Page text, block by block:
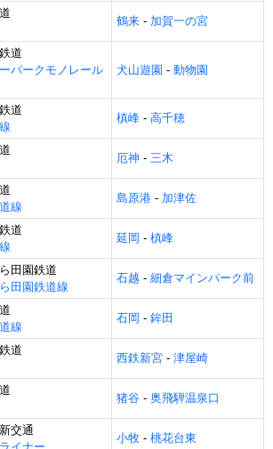
鶴来 - 加賀一の宮
道
パークモノレール
犬山遊園 - 動物園
道
槙峰 - 高千穂
厄神 - 三木
線
島原港 - 加津佐
道
延岡 - 槙峰
田園鉄道
田園鉄道線
石越 - 細倉マインパーク前
線
石岡 - 鉾田
道
西鉄新宮 - 津屋崎
猪谷 - 奥飛騨温泉口
交通
イナー
小牧 - 桃花台東